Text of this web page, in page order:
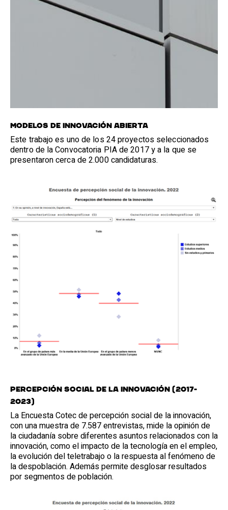
MODELOS DE INNOVACIÓN ABIERTA
Este trabajo es uno de los 24 proyectos seleccionados
dentro de la Convocatoria PIA de 2017 y a la que se
presentaron cerca de 2.000 candidaturas.
Percepción social de la innovación (2017-
2023)
La Encuesta Cotec de percepción social de la innovación,
con una muestra de 7.587 entrevistas, mide la opinión de
la ciudadanía sobre diferentes asuntos relacionados con la
innovación, como el impacto de la tecnología en el empleo,
la evolución del teletrabajo o la respuesta al fenómeno de
la despoblación. Además permite desglosar resultados
por segmentos de población.